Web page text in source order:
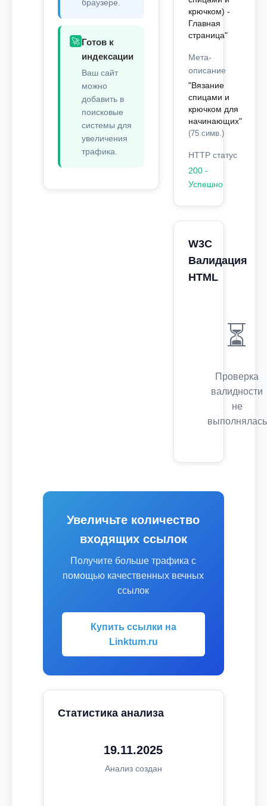
браузере.
🚀 Готов к
индексации
Ваш сайт
можно
добавить в
поисковые
системы для
увеличения
трафика.
крючком) -
Главная
страница"
Мета-
описание
"Вязание
спицами и
крючком для
начинающих"
(75 симв.)
HTTP статус
200 -
Успешно
W3C
Валидация
HTML
⏳
Проверка
валидности
не
выполнялась
Увеличьте количество
входящих ссылок
Получите больше трафика с
помощью качественных вечных
ссылок
Купить ссылки на
Linktum.ru
Статистика анализа
19.11.2025
Анализ создан